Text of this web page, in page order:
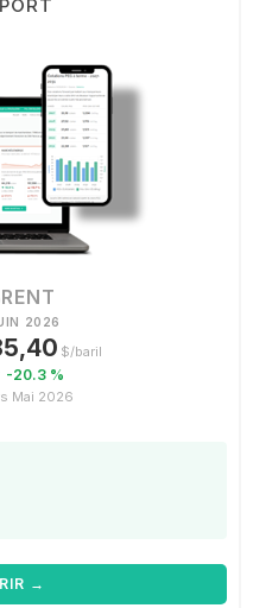
2026
$/baril
-20.3 %
Mai 2026
→